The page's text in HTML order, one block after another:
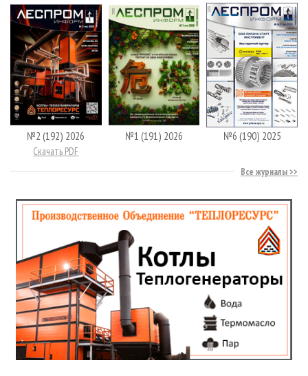
№2 (192) 2026
Скачать PDF
№1 (191) 2026 №6 (190) 2025
Все журналы